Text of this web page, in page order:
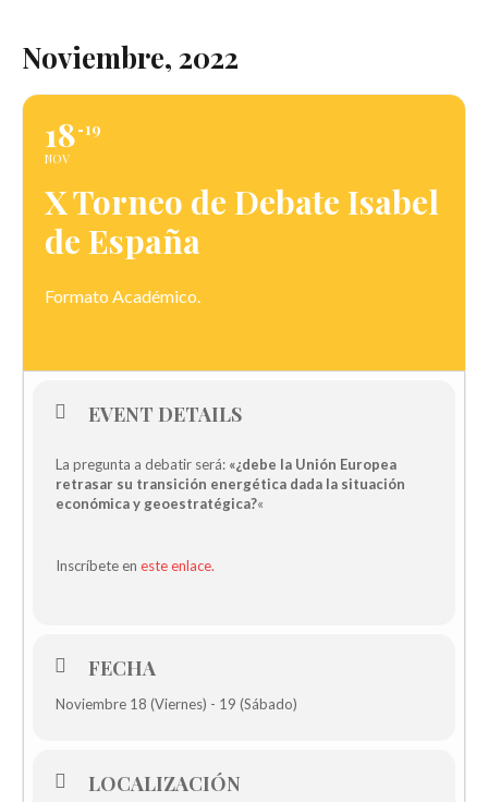
Noviembre, 2022
18
NOV
19
X Torneo de Debate Isabel
de España
Formato Académico.
EVENT DETAILS
La pregunta a debatir será: «¿debe la Unión Europea
retrasar su transición energética dada la situación
económica y geoestratégica?«
Inscríbete en este enlace.
FECHA
Noviembre 18 (Viernes) - 19 (Sábado)
LOCALIZACIÓN